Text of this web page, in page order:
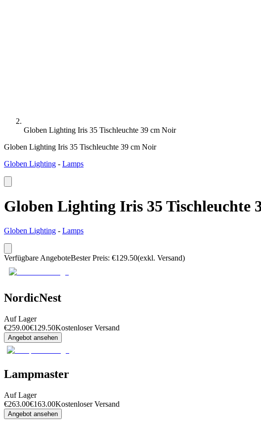
Globen Lighting Iris 35 Tischleuchte 39 cm Noir
Globen Lighting Iris 35 Tischleuchte 39 cm Noir
Globen Lighting - Lamps
Globen Lighting Iris 35 Tischleuchte
Globen Lighting - Lamps
Verfügbare AngeboteBester Preis: €129.50(exkl. Versand)
NordicNest
Auf Lager
€259.00€129.50Kostenloser Versand
Angebot ansehen
Lampmaster
Auf Lager
€263.00€163.00Kostenloser Versand
Angebot ansehen